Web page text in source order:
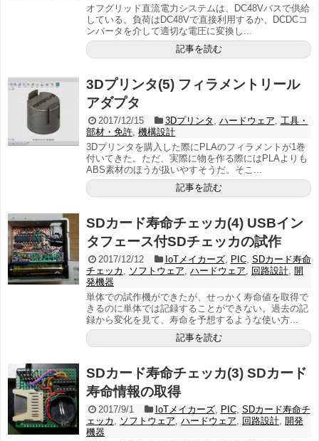
オフグリッド直流電力システムは、DC48Vバスで供給
している。負荷はDC48Vで直接利用するか、DCDCコ
ンバータを介して適切な電圧に変換し...
記事を読む
3Dプリンタ(5) フィラメントリール
アダプタ
2017/12/15 3Dプリンタ , ハードウェア, 工具・
部材・免許, 機構設計
3Dプリンタを購入した際にPLAのフィラメントが1巻
付いてきた。ただ、実際に物を作る際にはPLAよりも
ABS素材のほうが扱いやすそうだ。そこ...
記事を読む
SDカード寿命チェッカ(4) USBイン
タフェース付SDチェッカの試作
2017/12/12 IoTメイカーズ, PIC, SDカード寿命
チェッカ , ソフトウェア, ハードウェア, 回路設計, 開
発機器
単体での試作機ができたが、せっかく寿命値を取得で
きるのに単体では記録することができない。過去の記
録から変化を見て、寿命を予想するような使い方...
記事を読む
SDカード寿命チェッカ(3) SDカード
寿命情報の取得
2017/9/1 IoTメイカーズ, PIC, SDカード寿命チ
ェッカ , ソフトウェア, ハードウェア, 回路設計, 開発
機器